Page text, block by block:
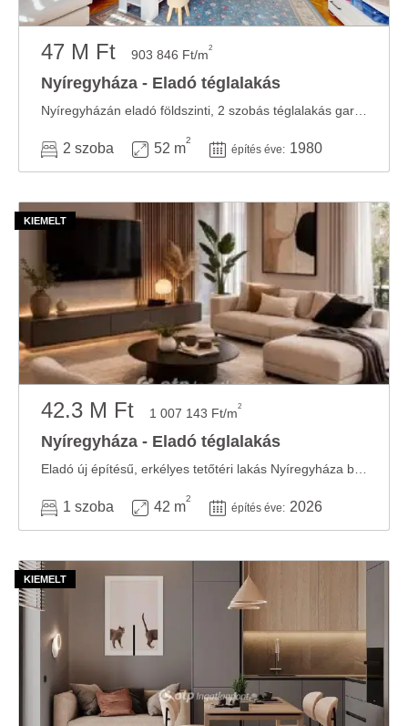
47 M Ft 903 846 Ft/m2
Nyíregyháza - Eladó téglalakás
2 szoba 52 m
2
építés éve: 1980
42.3 M Ft 1 007 143 Ft/m2
Nyíregyháza - Eladó téglalakás
1 szoba 42 m
2
építés éve: 2026